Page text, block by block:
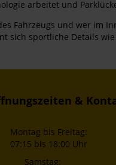
arbeitet und
Fahrzeugs und wer im
sich sportliche Details
&
Montag bis Freitag:
07:15 bis 18:00 Uhr
Samstag: